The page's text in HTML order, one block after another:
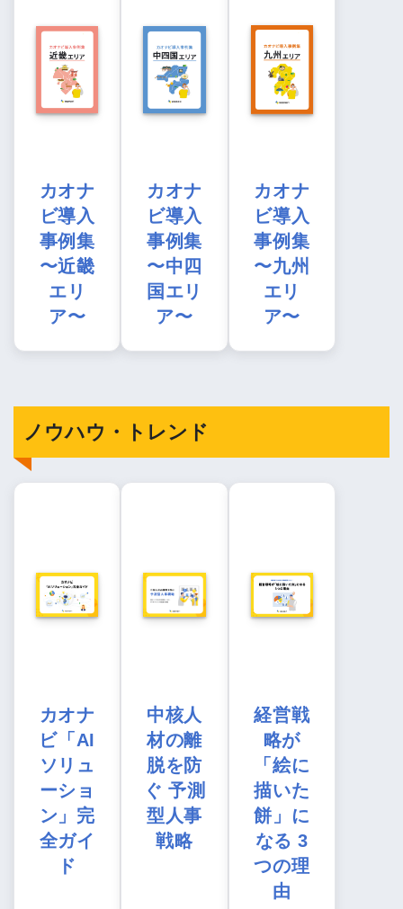
カオナ
ビ導入
事例集
〜近畿
エリ
ア〜
カオナ
ビ導入
事例集
〜中四
国エリ
ア〜
カオナ
ビ導入
事例集
〜九州
エリ
ア〜
ノウハウ・トレンド
カオナ
ビ「AI
ソリュ
ーショ
ン」完
全ガイ
ド
中核人
材の離
脱を防
ぐ 予測
型人事
戦略
経営戦
略が
「絵に
描いた
餅」に
なる 3
つの理
由